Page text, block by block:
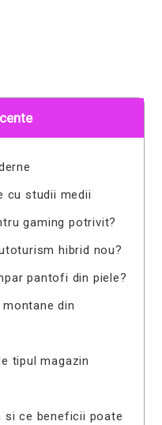
cu studii medii
gaming potrivit?
hibrid nou?
pantofi din piele?
din
tipul magazin
si ce beneficii poate